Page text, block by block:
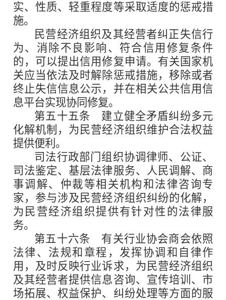
实、性质、轻重程度等采取适度的惩戒措
施。
民营经济组织及其经营者纠正失信行
为、消除不良影响、符合信用修复条件
的，可以提出信用修复申请。有关国家机
关应当依法及时解除惩戒措施，移除或者
终止失信信息公示，并在相关公共信用信
息平台实现协同修复。
第五十五条 建立健全矛盾纠纷多元
化解机制，为民营经济组织维护合法权益
提供便利。
司法行政部门组织协调律师、公证、
司法鉴定、基层法律服务、人民调解、商
事调解、仲裁等相关机构和法律咨询专
家，参与涉及民营经济组织纠纷的化解，
为民营经济组织提供有针对性的法律服
务。
第五十六条 有关行业协会商会依照
法律、法规和章程，发挥协调和自律作
用，及时反映行业诉求，为民营经济组织
及其经营者提供信息咨询、宣传培训、市
场拓展、权益保护、纠纷处理等方面的服